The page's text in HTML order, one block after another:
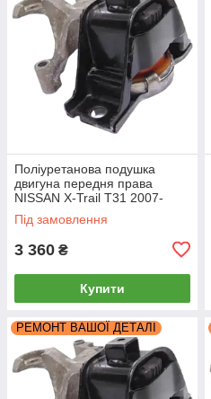
Поліуретанова подушка
двигуна передня права
NISSAN X-Trail Т31 2007-
2014 2.0
Під замовлення
3 360 ₴
Купити
РЕМОНТ ВАШОЇ ДЕТАЛІ